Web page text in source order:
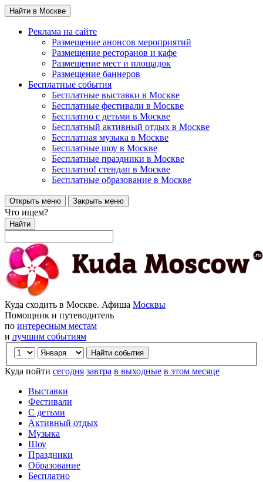
Найти в Москве
Реклама на сайте
Размещение анонсов мероприятий
Размещение ресторанов и кафе
Размещение мест и площадок
Размещение баннеров
Бесплатные события
Бесплатные выставки в Москве
Бесплатные фестивали в Москве
Бесплатно с детьми в Москве
Бесплатный активный отдых в Москве
Бесплатная музыка в Москве
Бесплатные шоу в Москве
Бесплатные праздники в Москве
Бесплатно! стендап в Москве
Бесплатные образование в Москве
Открыть меню Закрыть меню
Что ищем?
Найти
Куда сходить в Москве. Афиша Москвы
Помощник и путеводитель
по интересным местам
и лучшим событиям
Куда пойти сегодня завтра в выходные в этом месяце
Выставки
Фестивали
С детьми
Активный отдых
Музыка
Шоу
Праздники
Образование
Бесплатно